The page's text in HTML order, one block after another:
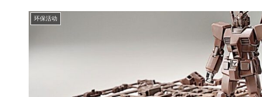
环保活动